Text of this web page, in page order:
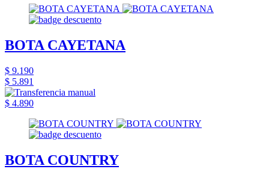
BOTA CAYETANA
$ 9.190
$ 5.891
$ 4.890
BOTA COUNTRY